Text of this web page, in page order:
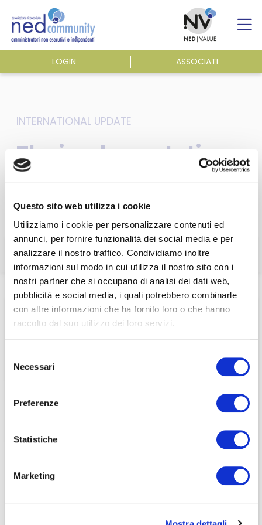
Questo sito web utilizza i cookie
Utilizziamo i cookie per personalizzare contenuti ed
annunci, per fornire funzionalità dei social media e per
analizzare il nostro traffico. Condividiamo inoltre
informazioni sul modo in cui utilizza il nostro sito con i
nostri partner che si occupano di analisi dei dati web,
pubblicità e social media, i quali potrebbero combinarle
con altre informazioni che ha fornito loro o che hanno
raccolto dal suo utilizzo dei loro servizi.
delNecessari
Preferenze
Statistiche
Marketing
content
LOGIN ASSOCIATI
ASSOCIAZIONE
ATTIVITÀ
EVENTI E NEWS
PUBBLICAZIONI
ACCEDI A NEDCOMMUNITY
Password dimenticata?
fare cliccando qui.
INTERNATIONAL UPDATE
The implementation
of the EU Audit
legislation – ecoDa
Week Alert N. 15
Home/ Eventi e news ecoDa e International update/
The implementation of the EU Audit legislation – ecoDa
Week Alert N. 15
Questa sezione è riservata agli
associati
per visualizzare il contenuto è necessario
effettuare il login inserendo email e password qui
di seguito: